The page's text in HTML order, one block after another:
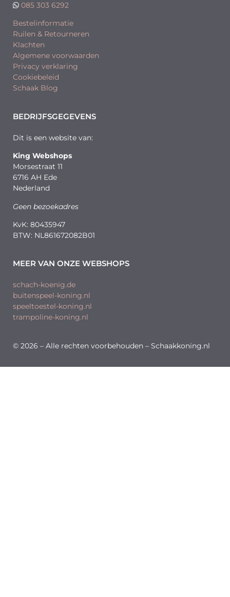
085 303 6292
Bestelinformatie
Ruilen & Retourneren
Klachten
Algemene voorwaarden
Privacy verklaring
Cookiebeleid
Schaak Blog
BEDRIJFSGEGEVENS
Dit is een website van:
King Webshops
Morsestraat 11
6716 AH Ede
Nederland
Geen bezoekadres
KvK: 80435947
BTW: NL861672082B01
MEER VAN ONZE WEBSHOPS
schach-koenig.de
buitenspeel-koning.nl
speeltoestel-koning.nl
trampoline-koning.nl
© 2026 – Alle rechten voorbehouden – Schaakkoning.nl